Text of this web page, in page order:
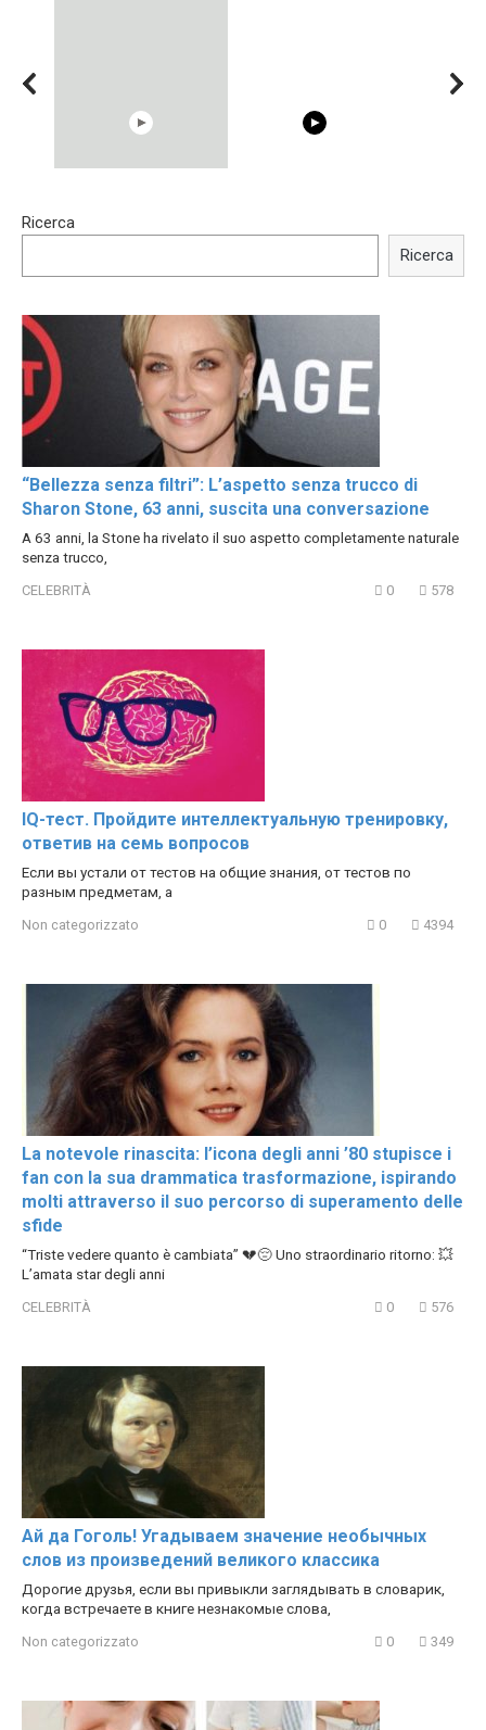
Trying BOLLYWOOD
Shocking illusion - Pretty
Ricerca
Ricerca
“Bellezza senza filtri”: L’aspetto senza trucco di
Sharon Stone, 63 anni, suscita una conversazione
A 63 anni, la Stone ha rivelato il suo aspetto completamente naturale
senza trucco,
CELEBRITÀ 0 578
IQ-тест. Пройдите интеллектуальную тренировку,
ответив на семь вопросов
Если вы устали от тестов на общие знания, от тестов по
разным предметам, а
Non categorizzato 0 4394
La notevole rinascita: l’icona degli anni ’80 stupisce i
fan con la sua drammatica trasformazione, ispirando
molti attraverso il suo percorso di superamento delle
sfide
“Triste vedere quanto è cambiata” 💔😔 Uno straordinario ritorno: 💥
L’amata star degli anni
CELEBRITÀ 0 576
Ай да Гоголь! Угадываем значение необычных
слов из произведений великого классика
Дорогие друзья, если вы привыкли заглядывать в словарик,
когда встречаете в книге незнакомые слова,
Non categorizzato 0 349